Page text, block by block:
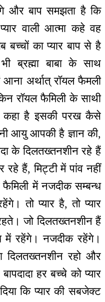
और बाप समझता है कि
वाली आत्मा कहे वह
बच्चों का प्यार बाप से है
ब्रह्मा बाबा के साथ
अर्थात् रॉयल फैमली
रॉयल फैमिली के साथी
कहा है इसकी परख कैसे
आयु आपकी है ज्ञान की,
के दिलतख्तनशीन रहे हैं
रहे हैं, मिट्टी में पांव नहीं
में नजदीक सम्बन्ध
तो प्यार है, तो प्यार
जो दिलतख्तनशीन हैं
में रहेंगे। नजदीक रहेंगे।
दिलतख्तनशीन रहो और
हर बच्चे को प्यार
कि प्यार की सबजेक्ट